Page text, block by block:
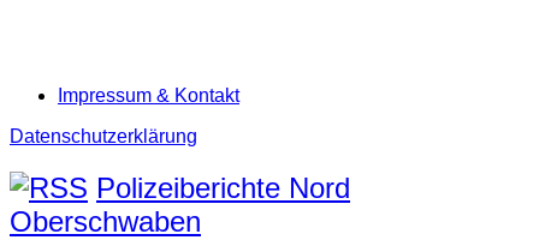
Impressum & Kontakt
Datenschutzerklärung
Polizeiberichte Nord
Oberschwaben